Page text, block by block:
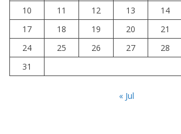
10
11 12 13 14
17
18 19 20 21
24
25 26 27 28
31
« Jul